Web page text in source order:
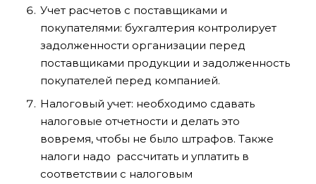
Учет расчетов с поставщиками и
покупателями: бухгалтерия контролирует
задолженности организации перед
поставщиками продукции и задолженность
покупателей перед компанией.
Налоговый учет: необходимо сдавать
налоговые отчетности и делать это
вовремя, чтобы не было штрафов. Также
налоги надо рассчитать и уплатить в
соответствии с налоговым